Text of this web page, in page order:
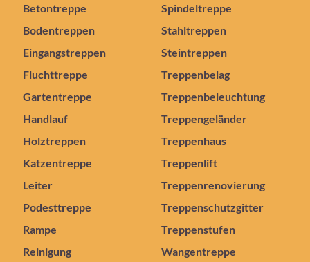
Betontreppe
Bodentreppen
Eingangstreppen
Fluchttreppe
Gartentreppe
Handlauf
Holztreppen
Katzentreppe
Leiter
Podesttreppe
Rampe
Reinigung
Spindeltreppe
Stahltreppen
Steintreppen
Treppenbelag
Treppenbeleuchtung
Treppengeländer
Treppenhaus
Treppenlift
Treppenrenovierung
Treppenschutzgitter
Treppenstufen
Wangentreppe